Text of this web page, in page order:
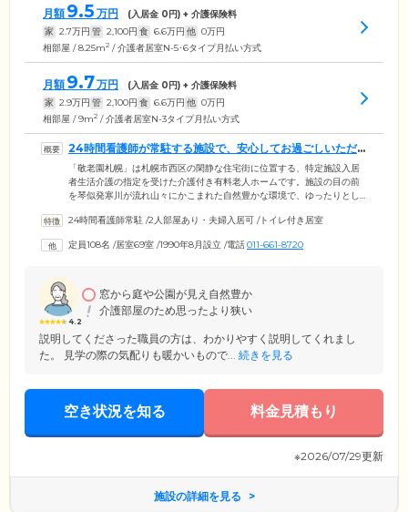
月額 9.5 万円 (入居金 0円) + 介護保険料
家 2.7万円 管 2,100円 食 6.6万円 他 0万円
相部屋 / 8.25m2 / 介護者居室N-5･6タイプ月払い方式
月額 9.7万円 (入居金 0円) + 介護保険料
家 2.9万円 管 2,100円 食 6.6万円 他 0万円
相部屋 / 9m2 / 介護者居室N-3タイプ月払い方式
24時間看護師が常駐する施設で、安心してお過ごしいただ
けます
「敬老園札幌」は札幌市西区の閑静な住宅街に位置する、特定施設入居
者生活介護の指定を受けた介護付き有料老人ホームです。施設の目の前
を琴似発寒川が流れ山々にかこまれた自然豊かな環境で、ゆったりとし
できるよう、日常生活の支援や機能訓練などを実施。24時間体制で看護
がお一人おひとりの状況に合わせたプランを計画。医療、看護、栄養な
ください。
24時間看護師常駐 /2人部屋あり・夫婦入居可 /トイレ付き居室
定員108名 /居室69室 /1990年8月設立 /電話011-661-8720
4.2
窓から庭や公園が見え自然豊か
介護部屋のため思ったより狭い
説明してくださった職員の方は、わかりやすく説明してくれまし
た。 見学の際の気配りも暖かいもので... 続きを見る
空き状況を知る 料金見積もり
※2026/07/29更新
施設の詳細を見る